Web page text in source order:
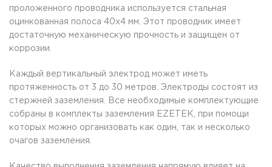
проложенного проводника используется стальная
оцинкованная полоса 40х4 мм. Этот проводник имеет
достаточную механическую прочность и защищен от
коррозии.
Каждый вертикальный электрод может иметь
протяженность от 3 до 30 метров. Электроды состоят из
стержней заземления. Все необходимые комплектующие
собраны в комплекты заземления EZETEK, при помощи
которых можно организовать как один, так и несколько
очагов заземления.